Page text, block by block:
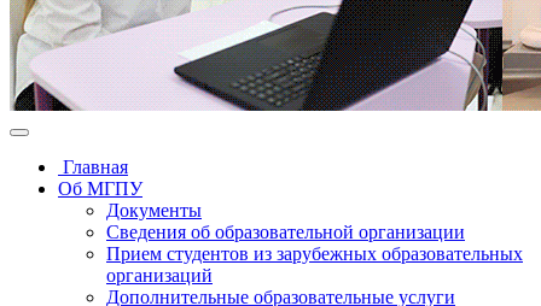
Главная
Об МГПУ
Документы
Сведения об образовательной организации
Прием студентов из зарубежных образовательных
организаций
Дополнительные образовательные услуги